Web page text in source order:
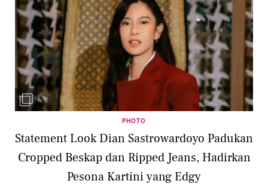
PHOTO
Statement Look Dian Sastrowardoyo Padukan
Cropped Beskap dan Ripped Jeans, Hadirkan
Pesona Kartini yang Edgy